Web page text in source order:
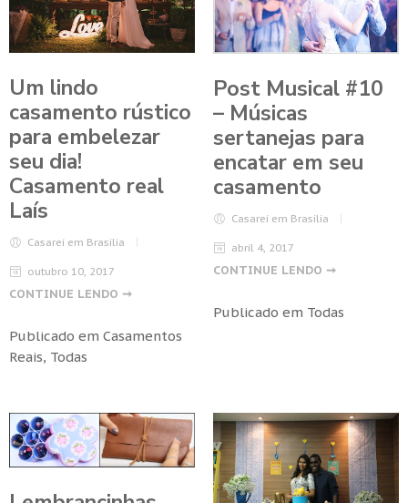
Um lindo
casamento rústico
para embelezar
seu dia!
Casamento real
Laís
Casarei em Brasilia
outubro 10, 2017
CONTINUE LENDO ➞
Publicado em Casamentos
Reais, Todas
Post Musical #10
– Músicas
sertanejas para
encatar em seu
casamento
Casarei em Brasilia
abril 4, 2017
CONTINUE LENDO ➞
Publicado em Todas